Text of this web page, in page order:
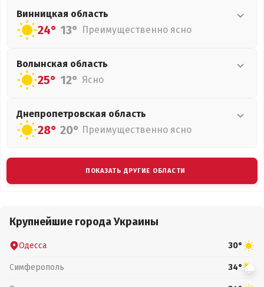
Винницкая область
24° 13° Преимущественно ясно
Волынская область
25° 12° Ясно
Днепропетровская область
28° 20° Преимущественно ясно
ПОКАЗАТЬ ДРУГИЕ ОБЛАСТИ
Крупнейшие города Украины
Одесса 30°
Симферополь 34°